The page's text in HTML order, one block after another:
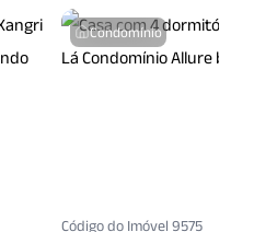
Condomínio
Código do Imóvel 9575